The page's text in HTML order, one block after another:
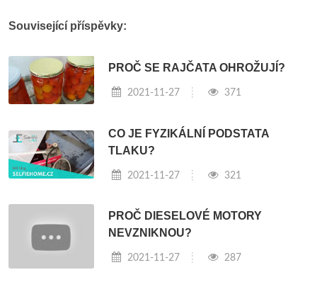
Související příspěvky:
PROČ SE RAJČATA OHROŽUJÍ?
2021-11-27 371
CO JE FYZIKÁLNÍ PODSTATA
TLAKU?
2021-11-27 321
PROČ DIESELOVÉ MOTORY
NEVZNIKNOU?
2021-11-27 287